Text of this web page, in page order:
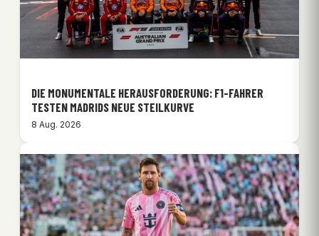
DIE MONUMENTALE HERAUSFORDERUNG: F1-FAHRER
TESTEN MADRIDS NEUE STEILKURVE
8 Aug. 2026